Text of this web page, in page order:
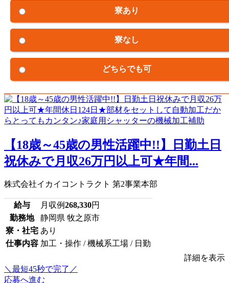
寮あり
寮なし
どちらでも可
【18歳～45歳の男性活躍中!!】日勤土日
祝休みで月収26万円以上可★年間...
株式会社イカイコントラクト 第2事業本部
給与 月収例268,330円
勤務地
静岡県 牧之原市
寮・社宅 あり
仕事内容 加工・操作 / 機械系工場 / 日勤
詳細を表示
＼最短45秒で完了／
応募へ進む